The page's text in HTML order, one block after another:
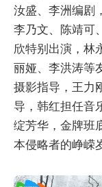
汝盛、李洲编剧
李乃文、陈靖可
欣特别出演，林
丽娅、李洪涛等
摄影指导，王力
导，韩红担任音
绽芳华，金牌班
本侵略者的峥嵘